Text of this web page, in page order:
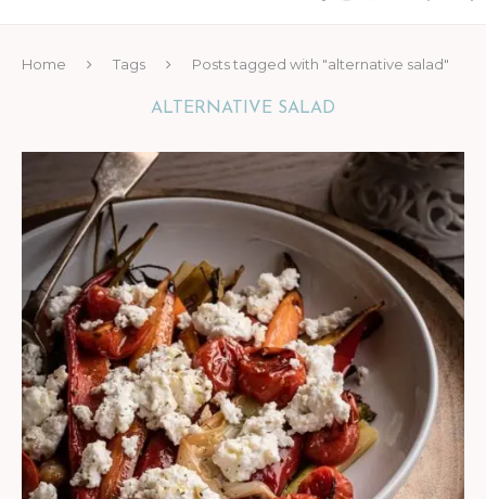
Home Tags Posts tagged with "alternative salad"
ALTERNATIVE SALAD